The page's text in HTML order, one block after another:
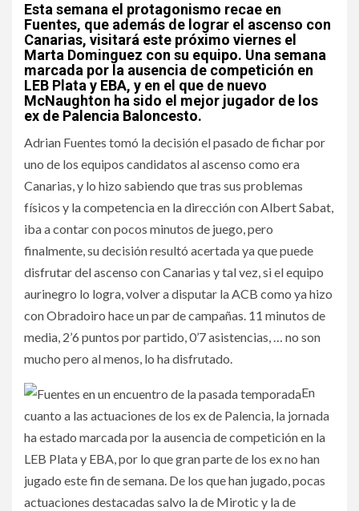
Esta semana el protagonismo recae en
Fuentes, que además de lograr el ascenso con
Canarias, visitará este próximo viernes el
Marta Dominguez con su equipo. Una semana
marcada por la ausencia de competición en
LEB Plata y EBA, y en el que de nuevo
McNaughton ha sido el mejor jugador de los
ex de Palencia Baloncesto.
Adrian Fuentes tomó la decisión el pasado de fichar por
uno de los equipos candidatos al ascenso como era
Canarias, y lo hizo sabiendo que tras sus problemas
físicos y la competencia en la dirección con Albert Sabat,
iba a contar con pocos minutos de juego, pero
finalmente, su decisión resultó acertada ya que puede
disfrutar del ascenso con Canarias y tal vez, si el equipo
aurinegro lo logra, volver a disputar la ACB como ya hizo
con Obradoiro hace un par de campañas. 11 minutos de
media, 2’6 puntos por partido, 0’7 asistencias, … no son
mucho pero al menos, lo ha disfrutado.
En
cuanto a las actuaciones de los ex de Palencia, la jornada
ha estado marcada por la ausencia de competición en la
LEB Plata y EBA, por lo que gran parte de los ex no han
jugado este fin de semana. De los que han jugado, pocas
actuaciones destacadas salvo la de Mirotic y la de